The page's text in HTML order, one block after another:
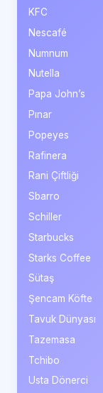
KFC
Nescafé
Numnum
Nutella
Papa John’s
Pınar
Popeyes
Rafinera
Rani Çiftliği
Sbarro
Schiller
Starbucks
Starks Coffee
Sütaş
Şencam Köfte
Tavuk Dünyası
Tazemasa
Tchibo
Usta Dönerci